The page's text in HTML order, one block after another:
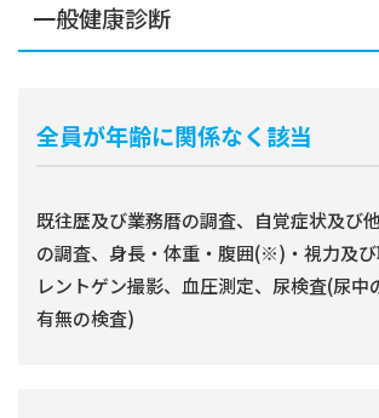
一般健康診断
全員が年齢に関係なく該当
既往歴及び業務暦の調査、自覚症状及び
の調査、身長・体重・腹囲(※)・視力及
レントゲン撮影、血圧測定、尿検査(尿中
有無の検査)